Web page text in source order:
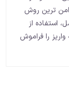
امن ‌ترین روش
استفاده از
را فراموش